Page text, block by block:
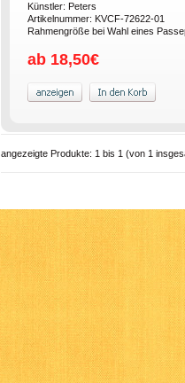
Künstler: Peters
Artikelnummer: KVCF-72622-01
Rahmengröße bei Wahl eines
ab 18,50€
angezeigte Produkte: 1 bis 1 (von 1